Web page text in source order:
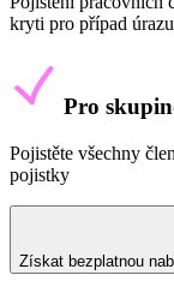
kryti pro případ
Pro
Pojistěte všechny
pojistky
Získat bezplatnou